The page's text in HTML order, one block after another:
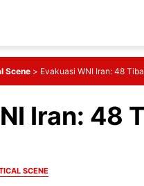
Scene > Evakuasi WNI Iran: 48
Iran: 48
SCENE